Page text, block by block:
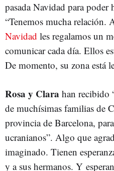
pasada Navidad para poder
“Tenemos mucha relación.
Navidad les regalamos un
comunicar cada día. Ellos
De momento, su zona está
Rosa y Clara han recibido
de muchísimas familias de
provincia de Barcelona,
ucranianos”. Algo que
imaginado. Tienen
y a sus hermanos. Y